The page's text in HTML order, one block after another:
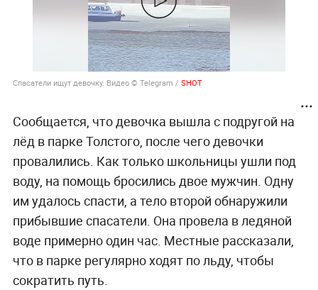
Спасатели ищут девочку. Видео © Telegram / SHOT
Сообщается, что девочка вышла с подругой на
лёд в парке Толстого, после чего девочки
провалились. Как только школьницы ушли под
воду, на помощь бросились двое мужчин. Одну
им удалось спасти, а тело второй обнаружили
прибывшие спасатели. Она провела в ледяной
воде примерно один час. Местные рассказали,
что в парке регулярно ходят по льду, чтобы
сократить путь.